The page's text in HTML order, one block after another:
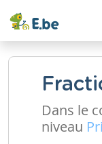
Dans le
niveau